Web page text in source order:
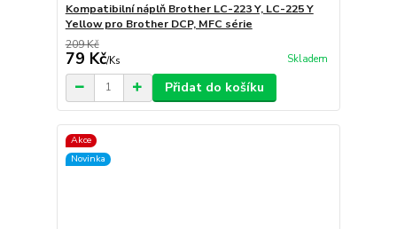
Kompatibilní náplň Brother LC-223 Y, LC-225 Y
Yellow pro Brother DCP, MFC série
209 Kč
79 Kč/Ks Skladem
Přidat do košíku
Akce
Novinka